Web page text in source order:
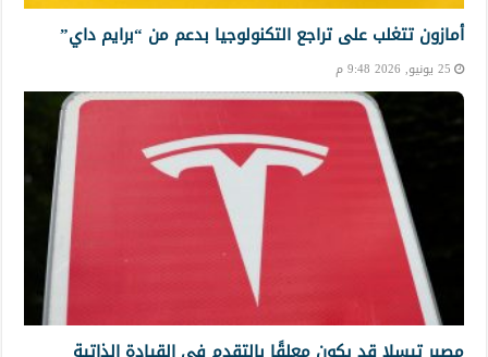
أمازون تتغلب على تراجع التكنولوجيا بدعم من “برايم داي”
25 يونيو, 2026 9:48 م